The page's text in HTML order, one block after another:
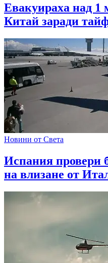
Евакуираха над
Китай заради
Новини от Света
Испания провери
на влизане от